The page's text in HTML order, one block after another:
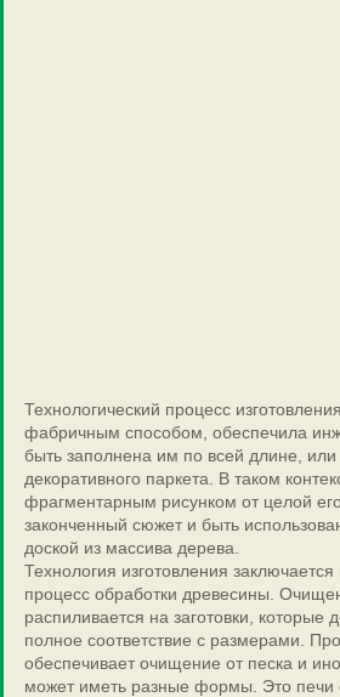
Технологический процесс
фабричным способом, обеспечила
быть заполнена им по всей длине,
декоративного паркета. В таком
фрагментарным рисунком от целой
законченный сюжет и быть
доской из массива дерева.
Технология изготовления
процесс обработки древесины.
распиливается на заготовки,
полное соответствие с размерами.
обеспечивает очищение от песка и
может иметь разные формы. Это